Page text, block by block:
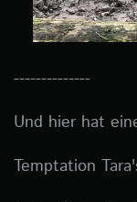
--------------
Und hier hat
Temptation